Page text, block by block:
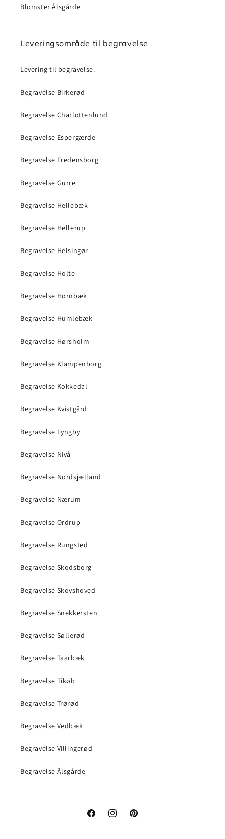
Blomster Ålsgårde
Leveringsområde til begravelse
Levering til begravelse.
Begravelse Birkerød
Begravelse Charlottenlund
Begravelse Espergærde
Begravelse Fredensborg
Begravelse Gurre
Begravelse Hellebæk
Begravelse Hellerup
Begravelse Helsingør
Begravelse Holte
Begravelse Hornbæk
Begravelse Humlebæk
Begravelse Hørsholm
Begravelse Klampenborg
Begravelse Kokkedal
Begravelse Kvistgård
Begravelse Lyngby
Begravelse Nivå
Begravelse Nordsjælland
Begravelse Nærum
Begravelse Ordrup
Begravelse Rungsted
Begravelse Skodsborg
Begravelse Skovshoved
Begravelse Snekkersten
Begravelse Søllerød
Begravelse Taarbæk
Begravelse Tikøb
Begravelse Trørød
Begravelse Vedbæk
Begravelse Villingerød
Begravelse Ålsgårde
FacebookInstagramPinterest